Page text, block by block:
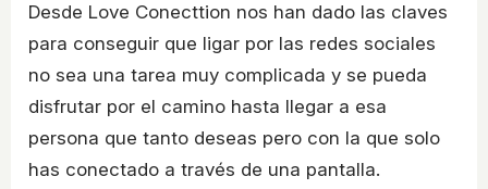
Desde Love Conecttion nos han dado las claves
para conseguir que ligar por las redes sociales
no sea una tarea muy complicada y se pueda
disfrutar por el camino hasta llegar a esa
persona que tanto deseas pero con la que solo
has conectado a través de una pantalla.